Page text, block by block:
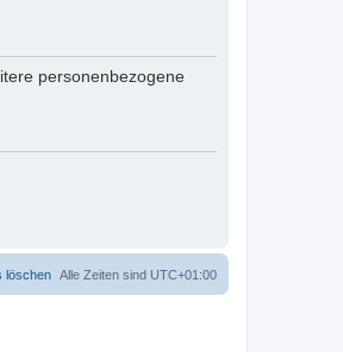
personenbezogene
Alle Zeiten sind UTC+01:00
löschen